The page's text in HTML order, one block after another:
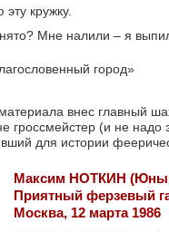
кружку.
Мне налили – я
город»
внес главный
гроссмейстер (и не надо
для истории
Максим НОТКИН
Приятный ферзевый
Москва, 12 марта 1986